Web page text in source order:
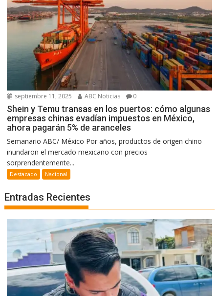
septiembre 11, 2025 ABC Noticias 0
Shein y Temu transas en los puertos: cómo algunas
empresas chinas evadían impuestos en México,
ahora pagarán 5% de aranceles
Semanario ABC/ México Por años, productos de origen chino
inundaron el mercado mexicano con precios
sorprendentemente...
Destacado Nacional
Entradas Recientes